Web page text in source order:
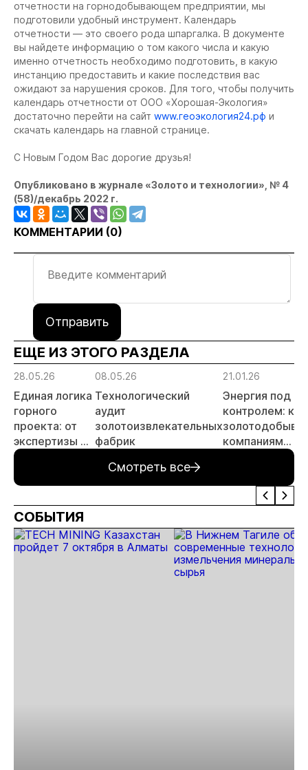
отчетности на горнодобывающем предприятии, мы
подготовили удобный инструмент. Календарь
отчетности — это своего рода шпаргалка. В документе
вы найдете информацию о том какого числа и какую
именно отчетность необходимо подготовить, в какую
инстанцию предоставить и какие последствия вас
ожидают за нарушения сроков. Для того, чтобы получить
календарь отчетности от ООО «Хорошая-Экология»
достаточно перейти на сайт www.геоэкология24.рф и
скачать календарь на главной странице.
С Новым Годом Вас дорогие друзья!
Опубликовано в журнале «Золото и технологии», № 4
(58)/декабрь 2022 г.
КОММЕНТАРИИ (0)
Отправить
ЕЩЕ ИЗ ЭТОГО РАЗДЕЛА
28.05.26
Единая логика
горного
проекта: от
экспертизы до
рекультивации
08.05.26
Технологический
аудит
золотоизвлекательных
фабрик
21.01.26
Энергия под
контролем: как
компаниям
подключение к
сетям
Смотреть все
СОБЫТИЯ